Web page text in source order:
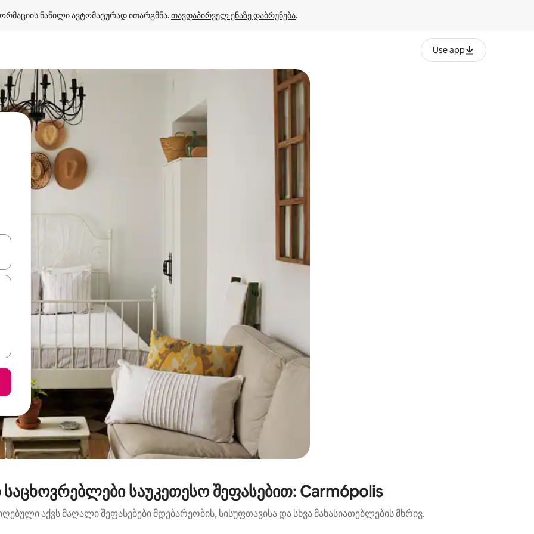
ნაწილი ავტომატურად ითარგმნა. თავდაპირველ ენაზე დაბრუნება.
Use app
გამოიყენეთ კლავიშები ზემოთ/ქვემოთ მიმართული ისრებით ან შეხებისა თუ თითის გასმის ჟესტები.
საუკეთესო შეფასებით: Carmópolis
აქვს მაღალი შეფასებები მდებარეობის, სისუფთავისა და სხვა მახასიათებლების მხრივ.